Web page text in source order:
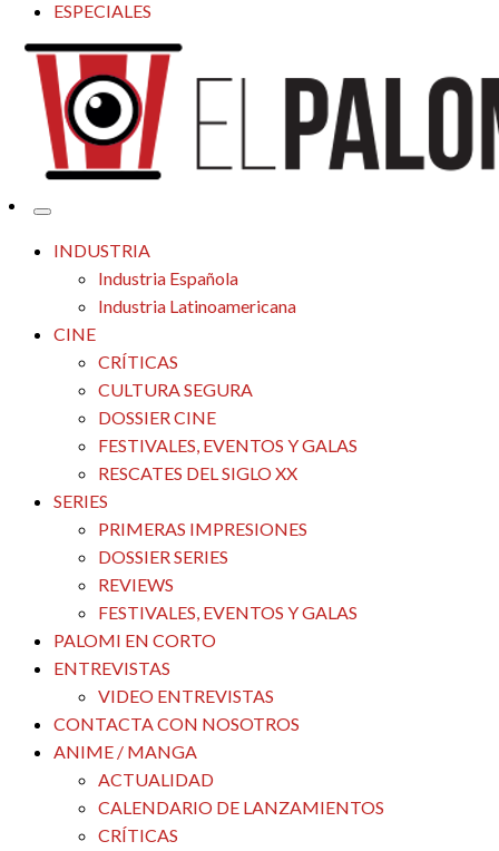
ESPECIALES
El Palomitrón
Tu espacio de la industria de cine española y latinoamericana
INDUSTRIA
Industria Española
Industria Latinoamericana
CINE
CRÍTICAS
CULTURA SEGURA
DOSSIER CINE
FESTIVALES, EVENTOS Y GALAS
RESCATES DEL SIGLO XX
SERIES
PRIMERAS IMPRESIONES
DOSSIER SERIES
REVIEWS
FESTIVALES, EVENTOS Y GALAS
PALOMI EN CORTO
ENTREVISTAS
VIDEO ENTREVISTAS
CONTACTA CON NOSOTROS
ANIME / MANGA
ACTUALIDAD
CALENDARIO DE LANZAMIENTOS
CRÍTICAS